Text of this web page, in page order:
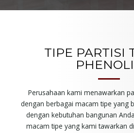
TIPE PARTISI
Perusahaan kami menawarkan
dengan berbagai macam tipe yang
dengan kebutuhan bangunan
macam tipe yang kami tawarkan